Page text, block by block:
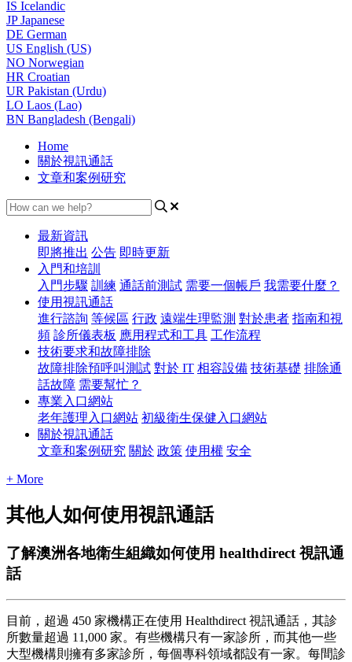
IS Icelandic
JPJapanese
DE German
US English (US)
NO Norwegian
HR Croatian
UR Pakistan (Urdu)
LO Laos (Lao)
BN Bangladesh (Bengali)
Home
關於視訊通話
文章和案例研究
最新資訊
即將推出 公告 即時更新
入門和培訓
入門步驟 訓練 通話前測試 需要一個帳戶 我需要什麼？
使用視訊通話
進行諮詢 等候區 行政 遠端生理監測 對於患者 指南和視
頻 診所儀表板 應用程式和工具 工作流程
技術要求和故障排除
故障排除預呼叫測試 對於 IT 相容設備 技術基礎 排除通
話故障 需要幫忙？
專業入口網站
老年護理入口網站 初級衛生保健入口網站
關於視訊通話
文章和案例研究 關於 政策 使用權 安全
+ More
其他人如何使用視訊通話
了解澳洲各地衛生組織如何使用 healthdirect 視訊通
話
目 前 ， 超過 450 家機構正在使用 Healthdirect 視訊通話 ， 其診
所數量超過 11 ,000 家。 有些機構只有一家診所 ， 而其他一些
大型機構則 擁有多家診所 ， 每個專科領域都設有一家。 每間診